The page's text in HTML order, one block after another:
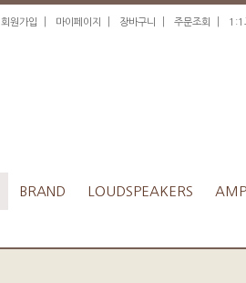
회원가입 마이페이지 장바구니 주문조회 1:1
BRAND LOUDSPEAKERS